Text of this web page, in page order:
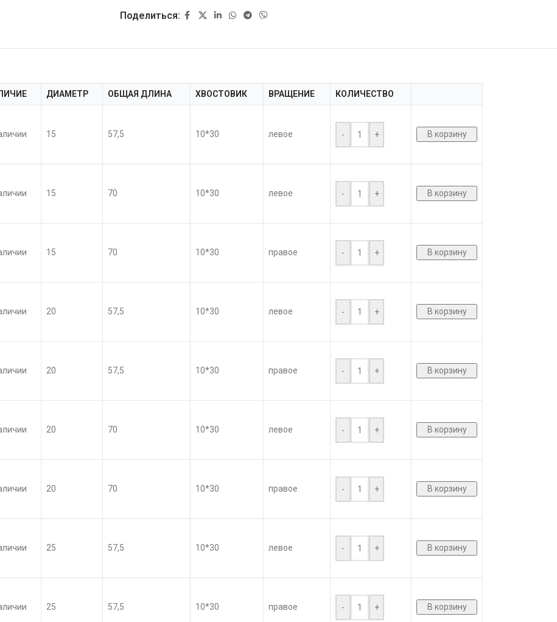
Поделиться:
ДИАМЕТР ОБЩАЯ ДЛИНА ХВОСТОВИК ВРАЩЕНИЕ КОЛИЧЕСТВО
15 57,5 10*30 левое - + В корзину
15 70 10*30 левое - + В корзину
15 70 10*30 правое - + В корзину
20 57,5 10*30 левое - + В корзину
20 57,5 10*30 правое - + В корзину
20 70 10*30 левое - + В корзину
20 70 10*30 правое - + В корзину
25 57,5 10*30 левое - + В корзину
25 57,5 10*30 правое - + В корзину